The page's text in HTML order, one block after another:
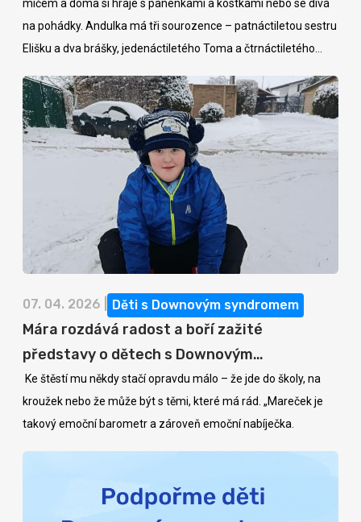
míčem a doma si hraje s panenkami a kostkami nebo se dívá
na pohádky. Andulka má tři sourozence – patnáctiletou sestru
Elišku a dva brášky, jedenáctiletého Toma a čtrnáctiletého
07. 04. 2026 | Děti s Downovým syndromem
Mára rozdává radost a boří zažité
představy o dětech s Downovým
syndromem
Ke štěstí mu někdy stačí opravdu málo – že jde do školy, na
kroužek nebo že může být s těmi, které má rád. „Mareček je
takový emoční barometr a zároveň emoční nabíječka.